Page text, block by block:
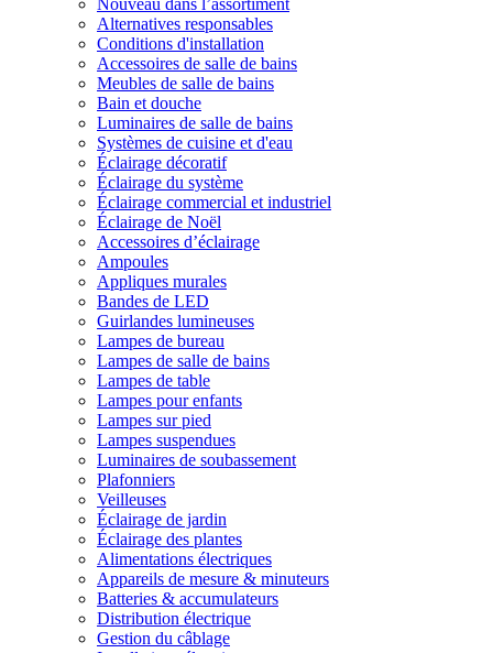
Nouveau dans l’assortiment
Alternatives responsables
Conditions d'installation
Accessoires de salle de bains
Meubles de salle de bains
Bain et douche
Luminaires de salle de bains
Systèmes de cuisine et d'eau
Éclairage décoratif
Éclairage du système
Éclairage commercial et industriel
Éclairage de Noël
Accessoires d’éclairage
Ampoules
Appliques murales
Bandes de LED
Guirlandes lumineuses
Lampes de bureau
Lampes de salle de bains
Lampes de table
Lampes pour enfants
Lampes sur pied
Lampes suspendues
Luminaires de soubassement
Plafonniers
Veilleuses
Éclairage de jardin
Éclairage des plantes
Alimentations électriques
Appareils de mesure & minuteurs
Batteries & accumulateurs
Distribution électrique
Gestion du câblage